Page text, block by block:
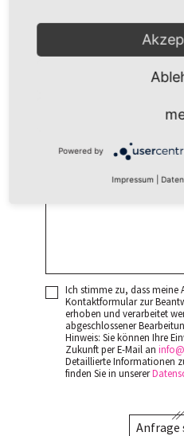
Ich stimme zu, dass meine
Kontaktformular zur
erhoben und verarbeitet
abgeschlossener
Hinweis: Sie können Ihre
Zukunft per E-Mail aninfo
Detaillierte Informationen
finden Sie in unserer
Anfrage
Powered by
Impressum